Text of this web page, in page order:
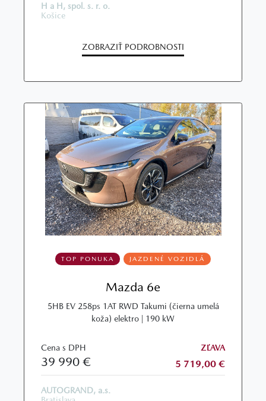
H a H, spol. s. r. o.
Košice
ZOBRAZIŤ PODROBNOSTI
TOP PONUKA JAZDENÉ VOZIDLÁ
Mazda 6e
5HB EV 258ps 1AT RWD Takumi (čierna umelá
koža) elektro | 190 kW
Cena s DPH
39 990 €
ZĽAVA
5 719,00 €
AUTOGRAND, a.s.